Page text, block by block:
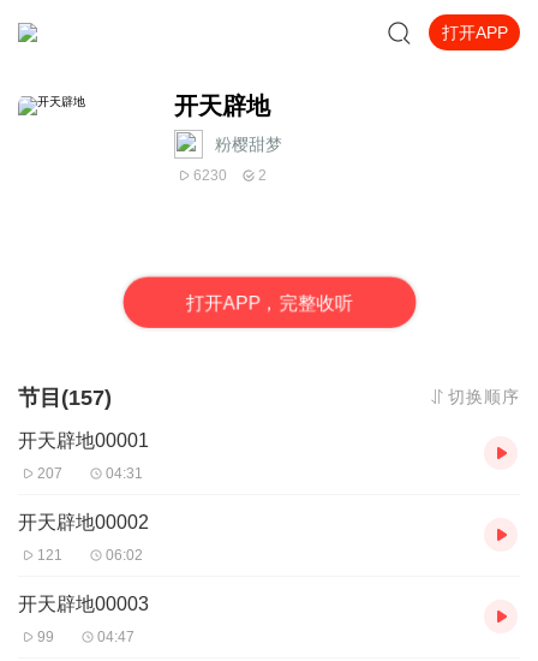
打开APP
开天辟地
粉樱甜梦
6230 2
打开APP，完整收听
节目(157) 切换顺序
开天辟地00001
207 04:31
开天辟地00002
121 06:02
开天辟地00003
99 04:47